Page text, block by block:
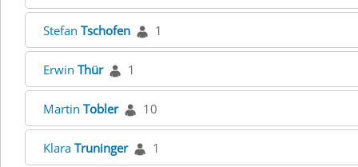
Stefan Tschofen 1
Erwin Thür 1
Martin Tobler 10
Klara Truninger 1